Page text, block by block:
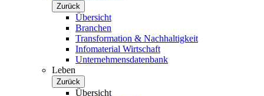
Zurück
Übersicht
Branchen
Transformation & Nachhaltigkeit
Infomaterial Wirtschaft
Unternehmensdatenbank
Leben
Zurück
Übersicht